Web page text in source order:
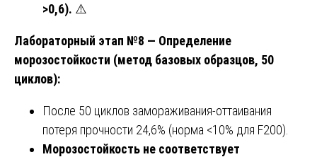
>0,6). ⚠️
Лабораторный этап №8 — Определение
морозостойкости (метод базовых образцов, 50
циклов):
После 50 циклов замораживания-оттаивания
потеря прочности 24,6% (норма <10% для F200).
Морозостойкость не соответствует